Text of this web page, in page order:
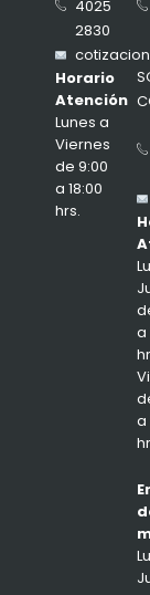
4025
2830
Horario
Atención
Lunes a
Viernes
de 9:00
a 18:00
hrs.
a
a